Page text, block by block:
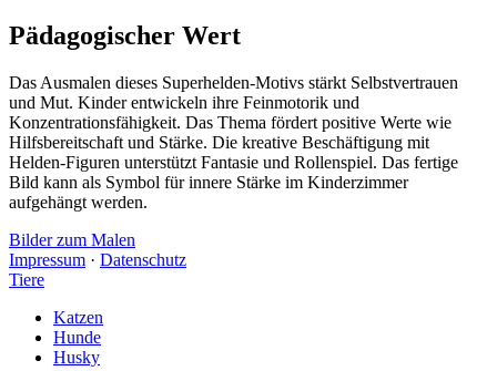
Pädagogischer Wert
Das Ausmalen dieses Superhelden-Motivs stärkt Selbstvertrauen
und Mut. Kinder entwickeln ihre Feinmotorik und
Konzentrationsfähigkeit. Das Thema fördert positive Werte wie
Hilfsbereitschaft und Stärke. Die kreative Beschäftigung mit
Helden-Figuren unterstützt Fantasie und Rollenspiel. Das fertige
Bild kann als Symbol für innere Stärke im Kinderzimmer
aufgehängt werden.
Bilder zum Malen
Impressum · Datenschutz
Tiere
Katzen
Hunde
Husky